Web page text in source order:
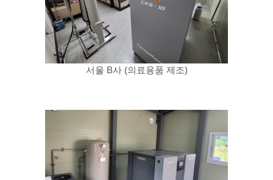
서울 B사 (의료용품 제조)